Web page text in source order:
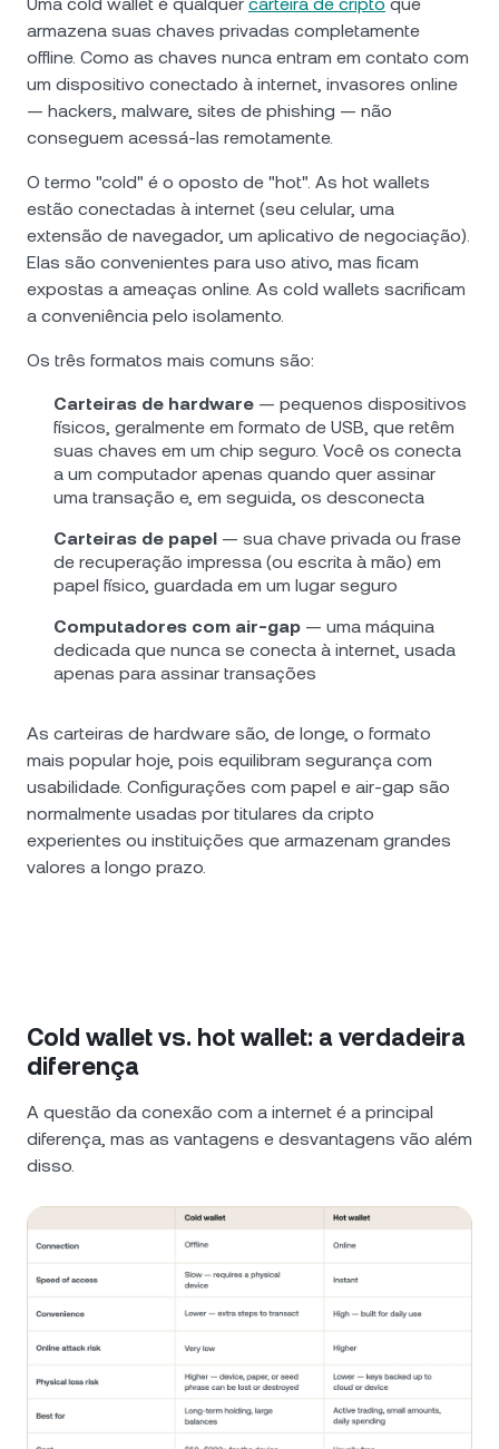
armazena suas chaves privadas completamente
offline. Como as chaves nunca entram em contato com
um dispositivo conectado à internet, invasores online
— hackers, malware, sites de phishing — não
conseguem acessá-las remotamente.
O termo "cold" é o oposto de "hot". As hot wallets
estão conectadas à internet (seu celular, uma
extensão de navegador, um aplicativo de negociação).
Elas são convenientes para uso ativo, mas ficam
expostas a ameaças online. As cold wallets sacrificam
a conveniência pelo isolamento.
Os três formatos mais comuns são:
Carteiras de hardware — pequenos dispositivos
físicos, geralmente em formato de USB, que retêm
suas chaves em um chip seguro. Você os conecta
a um computador apenas quando quer assinar
uma transação e, em seguida, os desconecta
Carteiras de papel — sua chave privada ou frase
de recuperação impressa (ou escrita à mão) em
papel físico, guardada em um lugar seguro
Computadores com air-gap — uma máquina
dedicada que nunca se conecta à internet, usada
apenas para assinar transações
As carteiras de hardware são, de longe, o formato
mais popular hoje, pois equilibram segurança com
usabilidade. Configurações com papel e air-gap são
normalmente usadas por titulares da cripto
experientes ou instituições que armazenam grandes
valores a longo prazo.
Cold wallet vs. hot wallet: a verdadeira
diferença
A questão da conexão com a internet é a principal
diferença, mas as vantagens e desvantagens vão além
disso.